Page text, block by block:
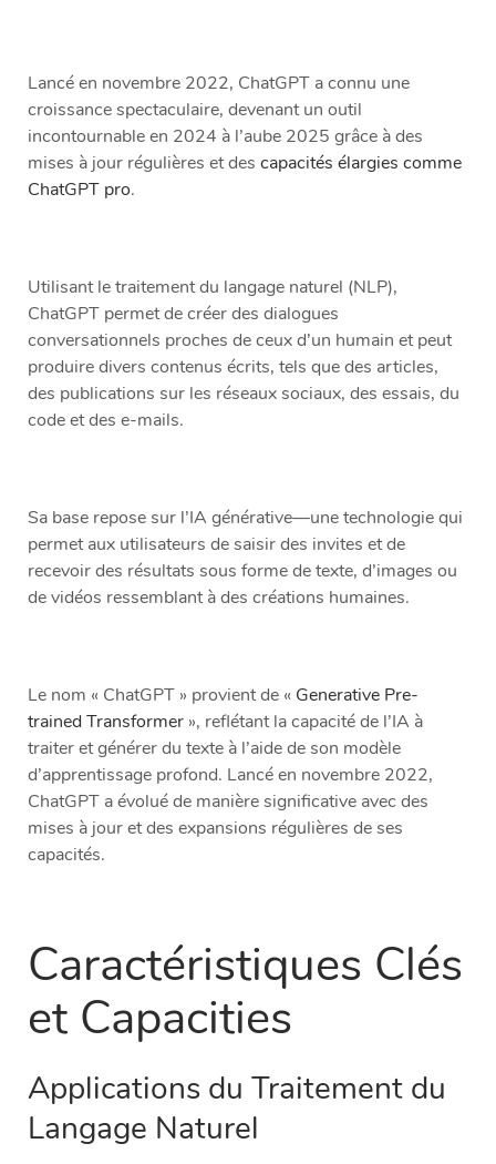
Lancé en novembre 2022, ChatGPT a connu une
croissance spectaculaire, devenant un outil
incontournable en 2024 à l’aube 2025 grâce à des
mises à jour régulières et des capacités élargies comme
ChatGPT pro.
Utilisant le traitement du langage naturel (NLP),
ChatGPT permet de créer des dialogues
conversationnels proches de ceux d’un humain et peut
produire divers contenus écrits, tels que des articles,
des publications sur les réseaux sociaux, des essais, du
code et des e-mails.
Sa base repose sur l’IA générative—une technologie qui
permet aux utilisateurs de saisir des invites et de
recevoir des résultats sous forme de texte, d’images ou
de vidéos ressemblant à des créations humaines.
Le nom « ChatGPT » provient de « Generative Pre-
trained Transformer », reflétant la capacité de l’IA à
traiter et générer du texte à l’aide de son modèle
d’apprentissage profond. Lancé en novembre 2022,
ChatGPT a évolué de manière significative avec des
mises à jour et des expansions régulières de ses
capacités.
Caractéristiques Clés
et Capacities
Applications du Traitement du
Langage Naturel